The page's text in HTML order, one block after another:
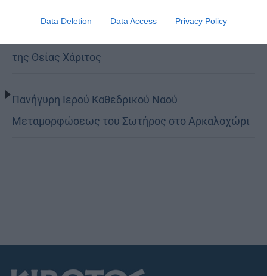
Data Deletion Data Access Privacy Policy
της Θείας Χάριτος
Πανήγυρη Ιερού Καθεδρικού Ναού
Μεταμορφώσεως του Σωτήρος στο Αρκαλοχώρι